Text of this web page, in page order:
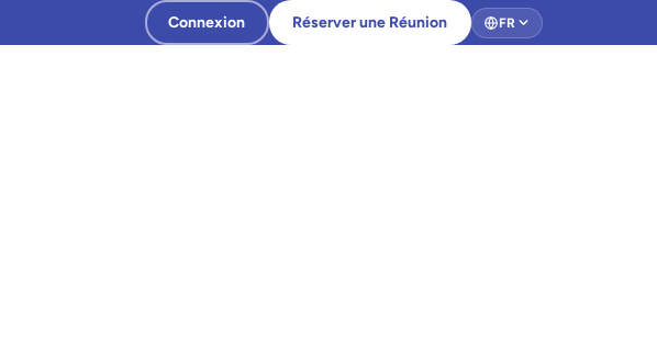
Connexion Réserver une Réunion FR